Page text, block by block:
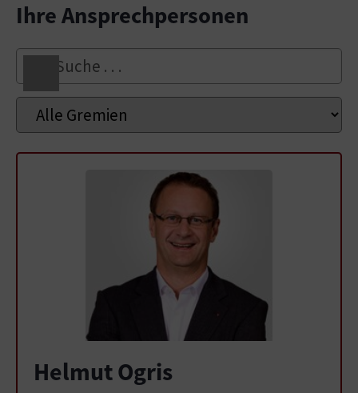
Ihre Ansprechpersonen
Helmut Ogris